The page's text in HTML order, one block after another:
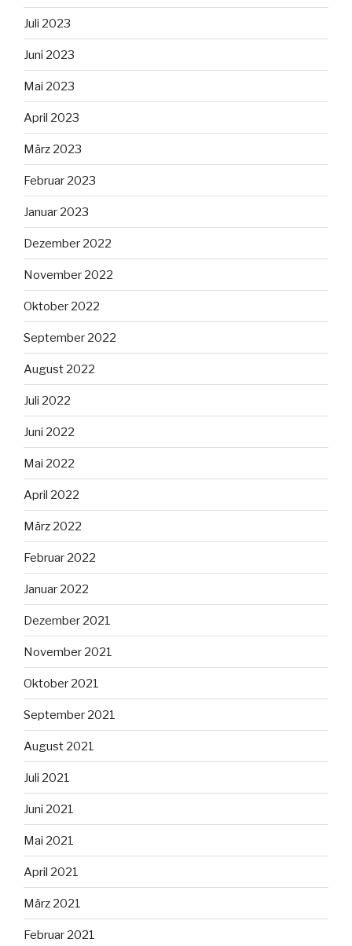
Juli 2023
Juni 2023
Mai 2023
April 2023
März 2023
Februar 2023
Januar 2023
Dezember 2022
November 2022
Oktober 2022
September 2022
August 2022
Juli 2022
Juni 2022
Mai 2022
April 2022
März 2022
Februar 2022
Januar 2022
Dezember 2021
November 2021
Oktober 2021
September 2021
August 2021
Juli 2021
Juni 2021
Mai 2021
April 2021
März 2021
Februar 2021